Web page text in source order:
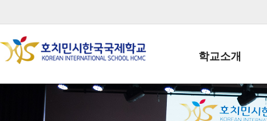
학교소개
학교장인사말
학생회장인사말